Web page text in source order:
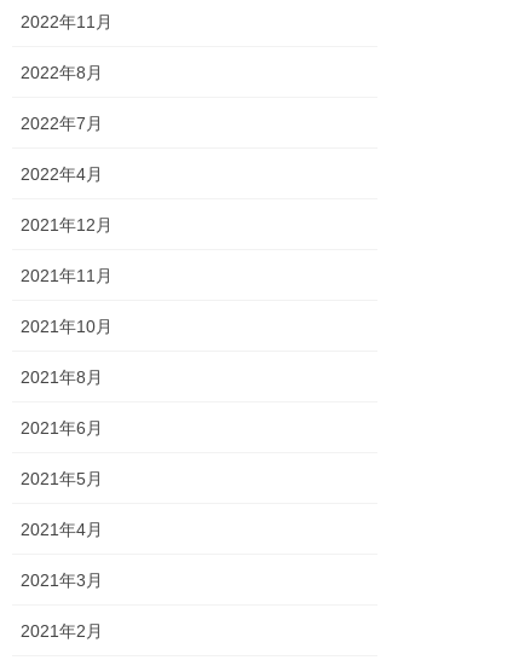
2022年11月
2022年8月
2022年7月
2022年4月
2021年12月
2021年11月
2021年10月
2021年8月
2021年6月
2021年5月
2021年4月
2021年3月
2021年2月